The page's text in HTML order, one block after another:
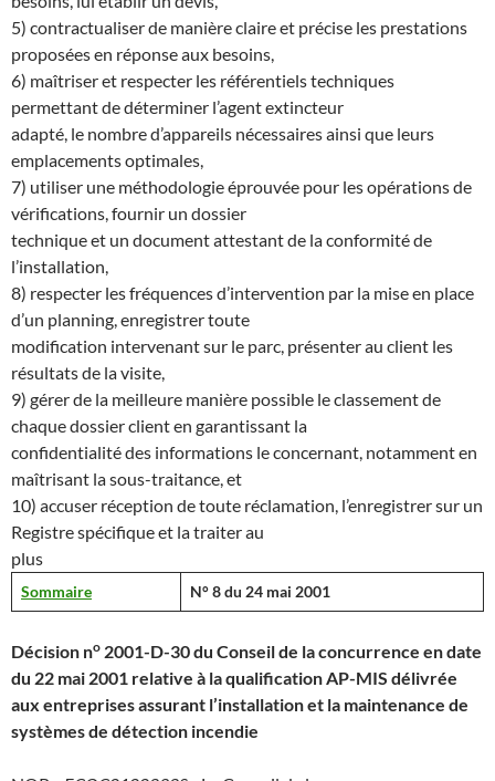
5) contractualiser de manière claire et précise les prestations
proposées en réponse aux besoins,
6) maîtriser et respecter les référentiels techniques
permettant de déterminer l’agent extincteur
adapté, le nombre d’appareils nécessaires ainsi que leurs
emplacements optimales,
7) utiliser une méthodologie éprouvée pour les opérations de
vérifications, fournir un dossier
technique et un document attestant de la conformité de
l’installation,
8) respecter les fréquences d’intervention par la mise en place
d’un planning, enregistrer toute
modification intervenant sur le parc, présenter au client les
résultats de la visite,
9) gérer de la meilleure manière possible le classement de
chaque dossier client en garantissant la
confidentialité des informations le concernant, notamment en
maîtrisant la sous-traitance, et
10) accuser réception de toute réclamation, l’enregistrer sur un
Registre spécifique et la traiter au
plus
Sommaire N° 8 du 24 mai 2001
Décision no 2001-D-30 du Conseil de la concurrence en date
du 22 mai 2001 relative à la qualification AP-MIS délivrée
aux entreprises assurant l’installation et la maintenance de
systèmes de détection incendie